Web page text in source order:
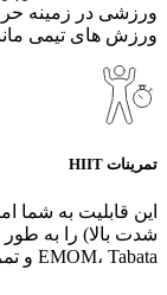
ورزشی در زمینه
ورزش های تیمی
تمرینات HIIT
EMOM، Tabata و تمرینات سفارشی می باشد.